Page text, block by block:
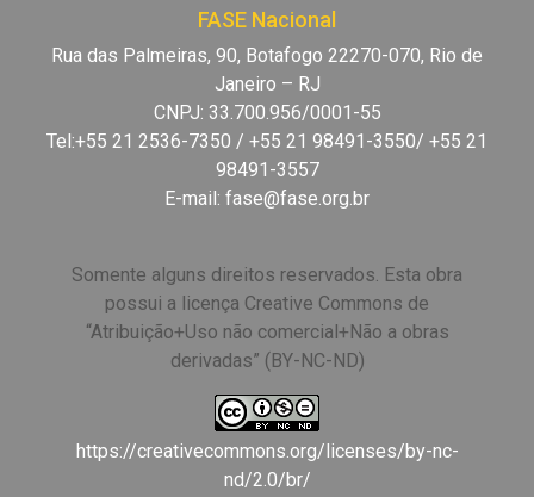
FASE Nacional
Rua das Palmeiras, 90, Botafogo 22270-070, Rio de
Janeiro – RJ
CNPJ: 33.700.956/0001-55
Tel:+55 21 2536-7350 / +55 21 98491-3550/ +55 21
98491-3557
E-mail: fase@fase.org.br
Somente alguns direitos reservados. Esta obra
possui a licença Creative Commons de
“Atribuição+Uso não comercial+Não a obras
derivadas” (BY-NC-ND)
https://creativecommons.org/licenses/by-nc-
nd/2.0/br/